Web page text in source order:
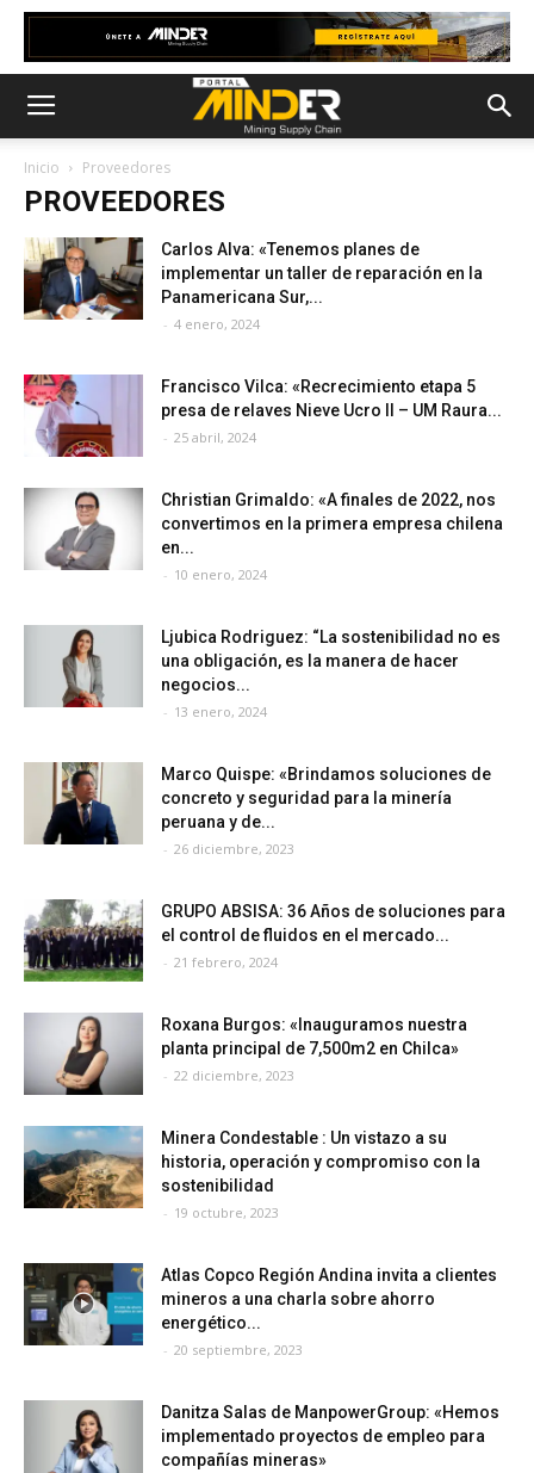
Inicio Proveedores
PROVEEDORES
Carlos Alva: «Tenemos planes de
implementar un taller de reparación en la
Panamericana Sur,...
- 4 enero, 2024
Francisco Vilca: «Recrecimiento etapa 5
presa de relaves Nieve Ucro II – UM Raura...
- 25 abril, 2024
Christian Grimaldo: «A finales de 2022, nos
convertimos en la primera empresa chilena
en...
- 10 enero, 2024
Ljubica Rodriguez: “La sostenibilidad no es
una obligación, es la manera de hacer
negocios...
- 13 enero, 2024
Marco Quispe: «Brindamos soluciones de
concreto y seguridad para la minería
peruana y de...
- 26 diciembre, 2023
GRUPO ABSISA: 36 Años de soluciones para
el control de fluidos en el mercado...
- 21 febrero, 2024
Roxana Burgos: «Inauguramos nuestra
planta principal de 7,500m2 en Chilca»
- 22 diciembre, 2023
Minera Condestable : Un vistazo a su
historia, operación y compromiso con la
sostenibilidad
- 19 octubre, 2023
Atlas Copco Región Andina invita a clientes
mineros a una charla sobre ahorro
energético...
- 20 septiembre, 2023
Danitza Salas de ManpowerGroup: «Hemos
implementado proyectos de empleo para
compañías mineras»